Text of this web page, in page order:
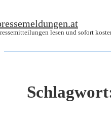
Zum
lesen und sofort